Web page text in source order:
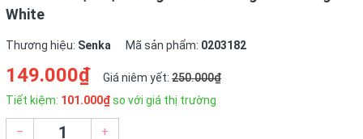
White
Thương hiệu: Senka Mã sản phẩm: 0203182
149.000₫ Giá niêm yết: 250.000₫
Tiết kiệm: 101.000₫so với giá thị trường
– +